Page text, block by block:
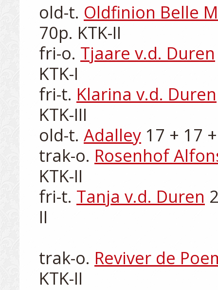
old-t. Oldfinion Belle
70p. KTK-II
fri-o. Tjaare v.d. Duren
KTK-I
fri-t. Klarina v.d. Duren
KTK-III
old-t. Adalley 17 + 17
trak-o. Rosenhof
KTK-II
fri-t. Tanja v.d. Duren
II
trak-o. Reviver de
KTK-II